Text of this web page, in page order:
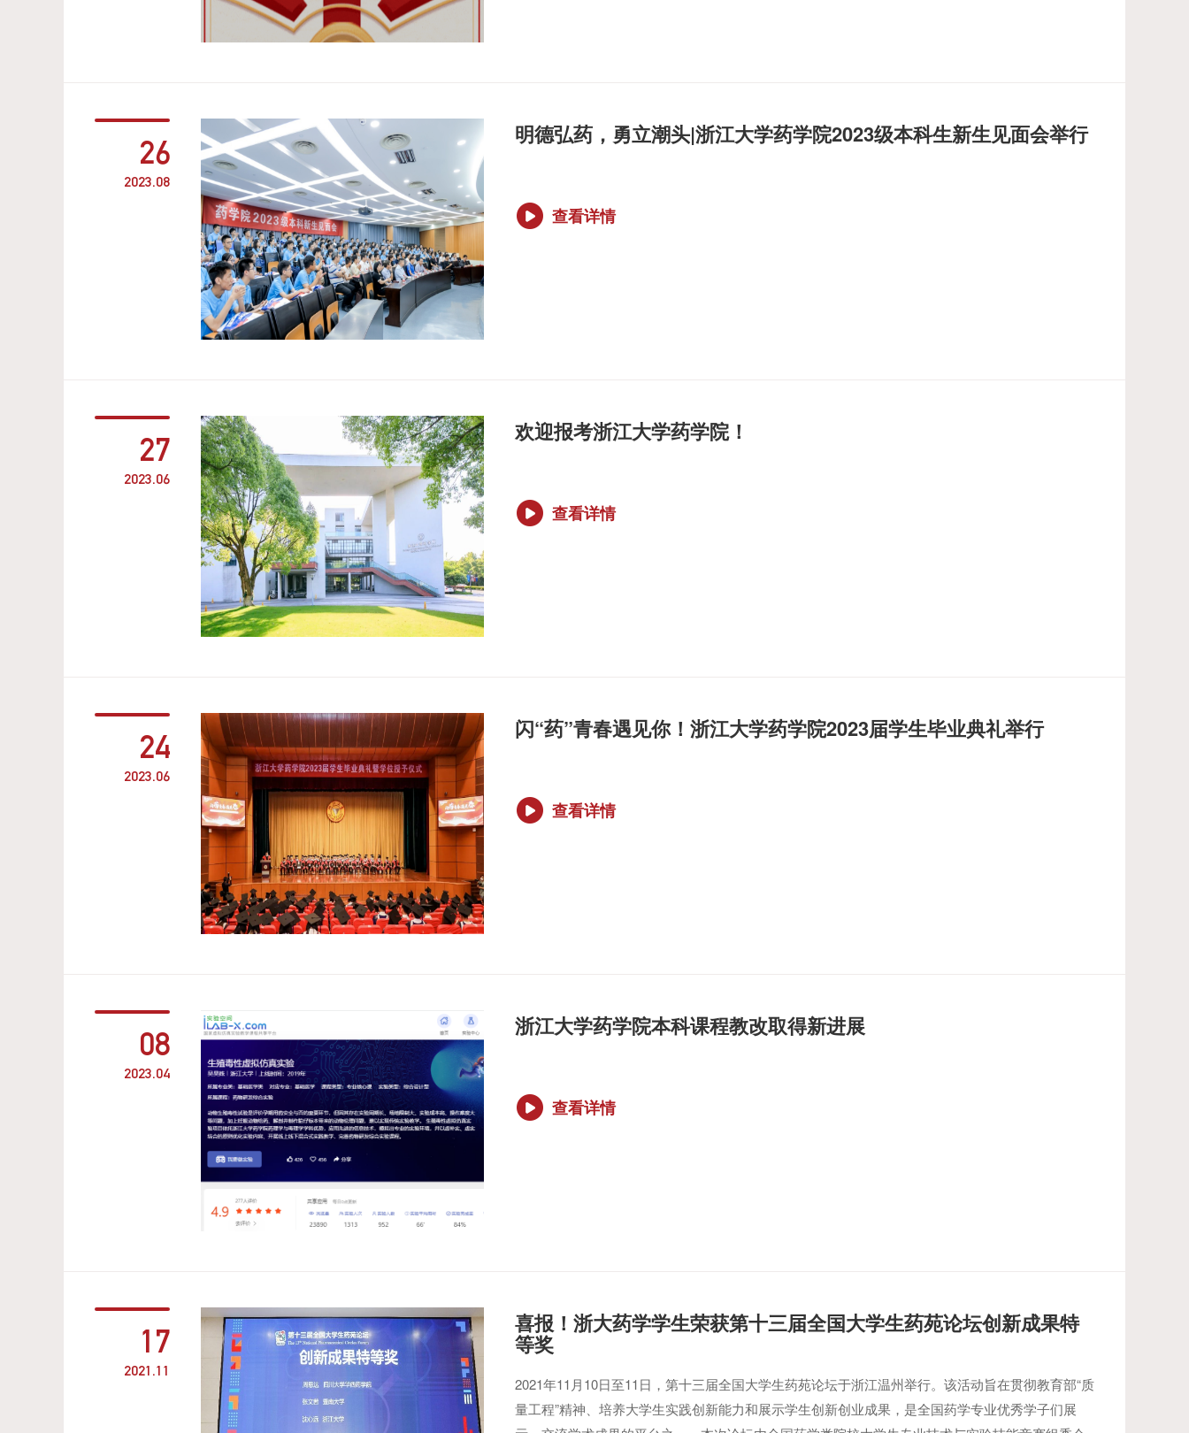
26
2023.08
明德弘药，勇立潮头|浙江大学药学院2023级本科生新生见面会举行
查看详情
27
2023.06
欢迎报考浙江大学药学院！
查看详情
24
2023.06
闪“药”青春遇见你！浙江大学药学院2023届学生毕业典礼举行
查看详情
08
2023.04
浙江大学药学院本科课程教改取得新进展
查看详情
17
2021.11
喜报！浙大药学学生荣获第十三届全国大学生药苑论坛创新成果特
等奖
2021年11月10日至11日，第十三届全国大学生药苑论坛于浙江温州举行。该活动旨在贯彻教育部“质
量工程”精神、培养大学生实践创新能力和展示学生创新创业成果，是全国药学专业优秀学子们展